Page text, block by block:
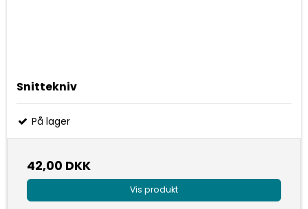
Snittekniv
På lager
42,00 DKK
Vis produkt